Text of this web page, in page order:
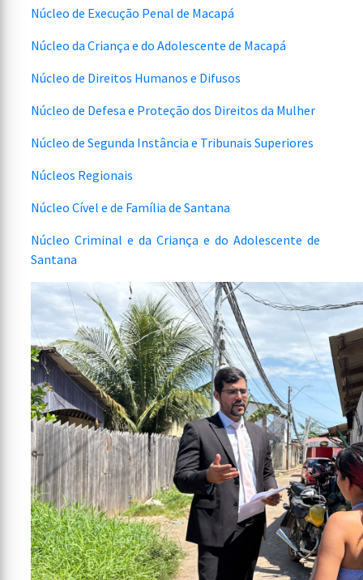
Núcleo de Execução Penal de Macapá
Núcleo da Criança e do Adolescente de Macapá
Núcleo de Direitos Humanos e Difusos
Núcleo de Defesa e Proteção dos Direitos da Mulher
Núcleo de Segunda Instância e Tribunais Superiores
Núcleos Regionais
Núcleo Cível e de Família de Santana
Núcleo Criminal e da Criança e do Adolescente de
Santana